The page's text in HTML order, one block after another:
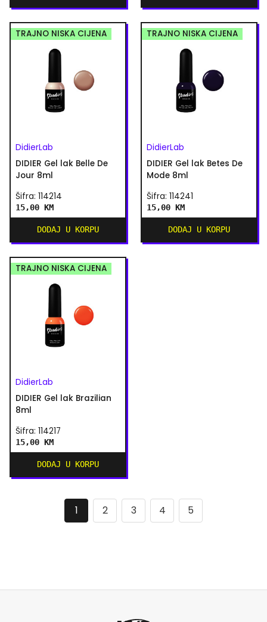
TRAJNO NISKA CIJENA
DidierLab
DIDIER Gel lak Belle De
Jour 8ml
Šifra: 114214
15,00 KM
DODAJ U KORPU
TRAJNO NISKA CIJENA
DidierLab
DIDIER Gel lak Betes De
Mode 8ml
Šifra: 114241
15,00 KM
DODAJ U KORPU
TRAJNO NISKA CIJENA
DidierLab
DIDIER Gel lak Brazilian
8ml
Šifra: 114217
15,00 KM
DODAJ U KORPU
1 2 3 4 5